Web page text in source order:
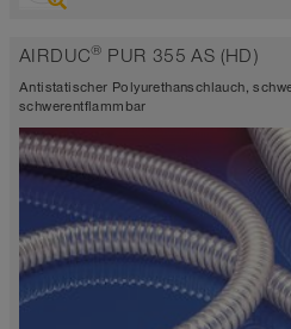
abriebfester Saugschlauch +
antistatisch < 10⁹
Wandstärke ca. 0,7 mm
-40°C bis 90°C (125°C)
AIRDUC® PUR 355 AS (HD)
Antistatischer Polyurethanschlauch,
schwerentflammbar